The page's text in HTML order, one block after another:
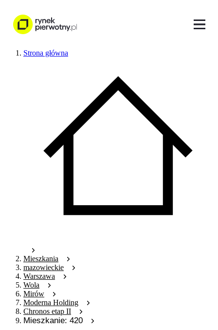
Strona główna
Mieszkania
mazowieckie
Warszawa
Wola
Mirów
Moderna Holding
Chronos etap II
Mieszkanie: 420